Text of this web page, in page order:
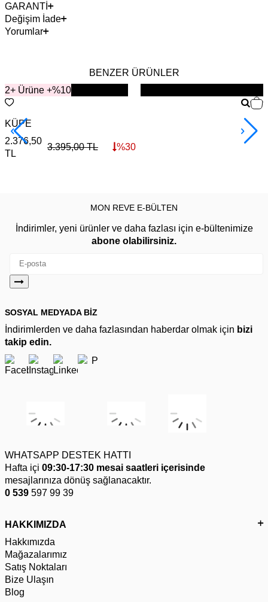
GARANTİ
Değişim İade
Yorumlar
BENZER ÜRÜNLER
2+ Ürüne +%10
YENİ
KÜPE
2.376,50
TL
3.395,00TL %30
MON REVE E-BÜLTEN
İndirimler, yeni ürünler ve daha fazlası için e-bültenimize
abone olabilirsiniz.
SOSYAL MEDYADA BİZ
İndirimlerden ve daha fazlasından haberdar olmak için bizi
takip edin.
WHATSAPP DESTEK HATTI
Hafta içi 09:30-17:30 mesai saatleri içerisinde
mesajlarınıza dönüş sağlanacaktır.
0 539 597 99 39
HAKKIMIZDA
Hakkımızda
Mağazalarımız
Satış Noktaları
Bize Ulaşın
Blog